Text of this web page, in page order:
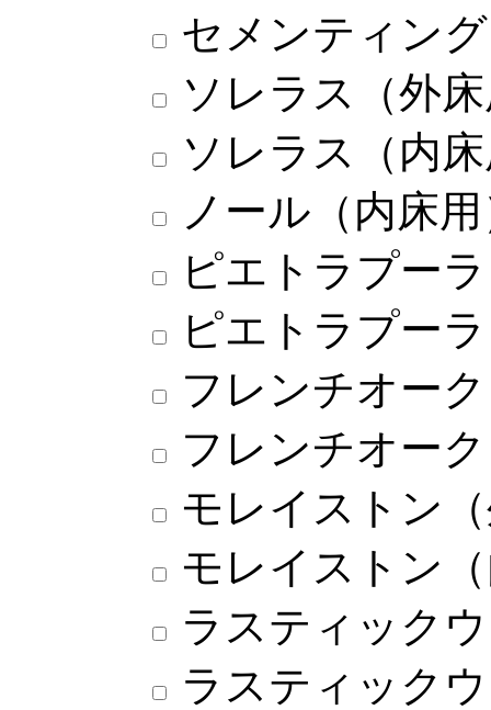
セメンティン
ソレラス（外
ソレラス（内
ノール（内床
ピエトラプー
ピエトラプー
フレンチオー
フレンチオー
モレイストン
モレイストン
ラスティック
ラスティック